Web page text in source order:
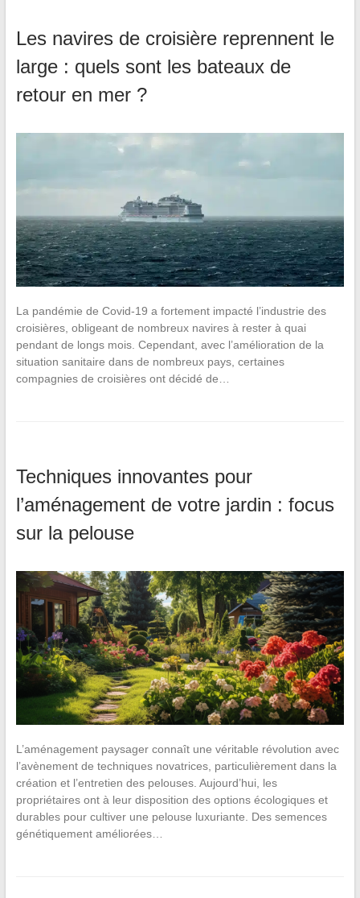
Les navires de croisière reprennent le
large : quels sont les bateaux de
retour en mer ?
La pandémie de Covid-19 a fortement impacté l’industrie des
croisières, obligeant de nombreux navires à rester à quai
pendant de longs mois. Cependant, avec l’amélioration de la
situation sanitaire dans de nombreux pays, certaines
compagnies de croisières ont décidé de…
Techniques innovantes pour
l’aménagement de votre jardin : focus
sur la pelouse
L’aménagement paysager connaît une véritable révolution avec
l’avènement de techniques novatrices, particulièrement dans la
création et l’entretien des pelouses. Aujourd’hui, les
propriétaires ont à leur disposition des options écologiques et
durables pour cultiver une pelouse luxuriante. Des semences
génétiquement améliorées…